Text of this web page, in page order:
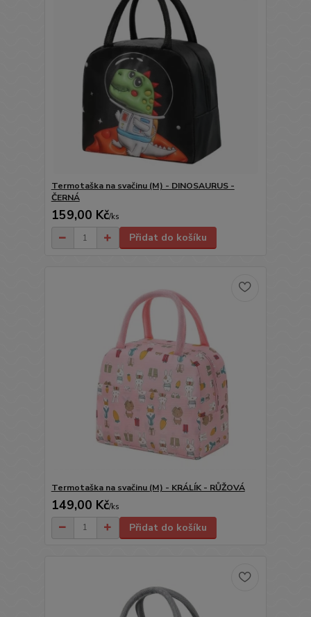
Termotaška na svačinu (M) - DINOSAURUS -
ČERNÁ
159,00 Kč/ks
Přidat do košíku
Termotaška na svačinu (M) - KRÁLÍK - RŮŽOVÁ
149,00 Kč/ks
Přidat do košíku